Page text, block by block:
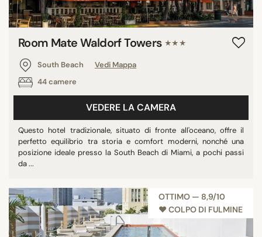
Room Mate Waldorf Towers ★★★
South Beach
Vedi Mappa
44 camere
VEDERE LA CAMERA
Questo hotel tradizionale, situato di fronte all'oceano, offre il
perfetto equilibrio tra storia e comfort moderni, nonché una
posizione ideale presso la South Beach di Miami, a pochi passi
da ...
OTTIMO — 8,9/10
♥︎ COLPO DI FULMINE